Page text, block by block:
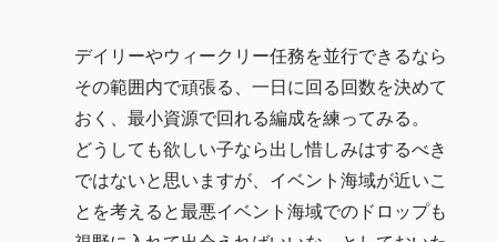
デイリーやウィークリー任務を並行できるなら
その範囲内で頑張る、一日に回る回数を決めて
おく、最小資源で回れる編成を練ってみる。
どうしても欲しい子なら出し惜しみはするべき
ではないと思いますが、イベント海域が近いこ
とを考えると最悪イベント海域でのドロップも